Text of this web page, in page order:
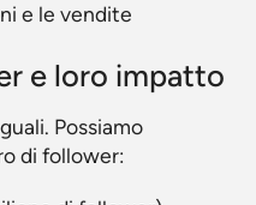
e le vendite
e loro impatto
Possiamo
di follower: